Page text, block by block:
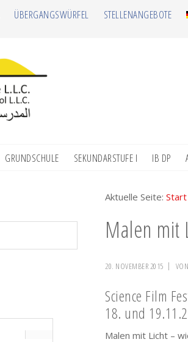
ÜBERGANGSWÜRFEL STELLENANGEBOTE
GRUNDSCHULE SEKUNDARSTUFE I IB DP
Aktuelle Seite: Start
Malen mit
20. NOVEMBER 2015 VON
Science Film
18. und
Malen mit Licht –